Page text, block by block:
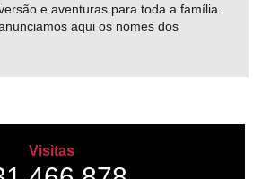
e aventuras para toda a família.
aqui os nomes dos
Visitas